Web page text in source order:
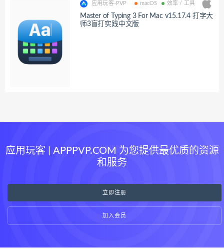
应用玩客-PVP macOS 效率 / 工具
Master of Typing 3 For Mac v15.17.4 打字大
师3盲打实践中文版
应用玩客 | APPPVP.COM 为您提供最优质的资源
和服务
立即注册
加入会员